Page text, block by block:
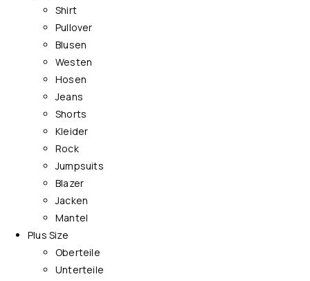
Shirt
Pullover
Blusen
Westen
Hosen
Jeans
Shorts
Kleider
Rock
Jumpsuits
Blazer
Jacken
Mantel
Plus Size
Oberteile
Unterteile